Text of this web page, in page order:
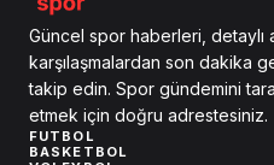
Güncel spor haberleri, detaylı
karşılaşmalardan son dakika
takip edin. Spor gündemini
etmek için doğru adrestesiniz.
FUTBOL
BASKETBOL